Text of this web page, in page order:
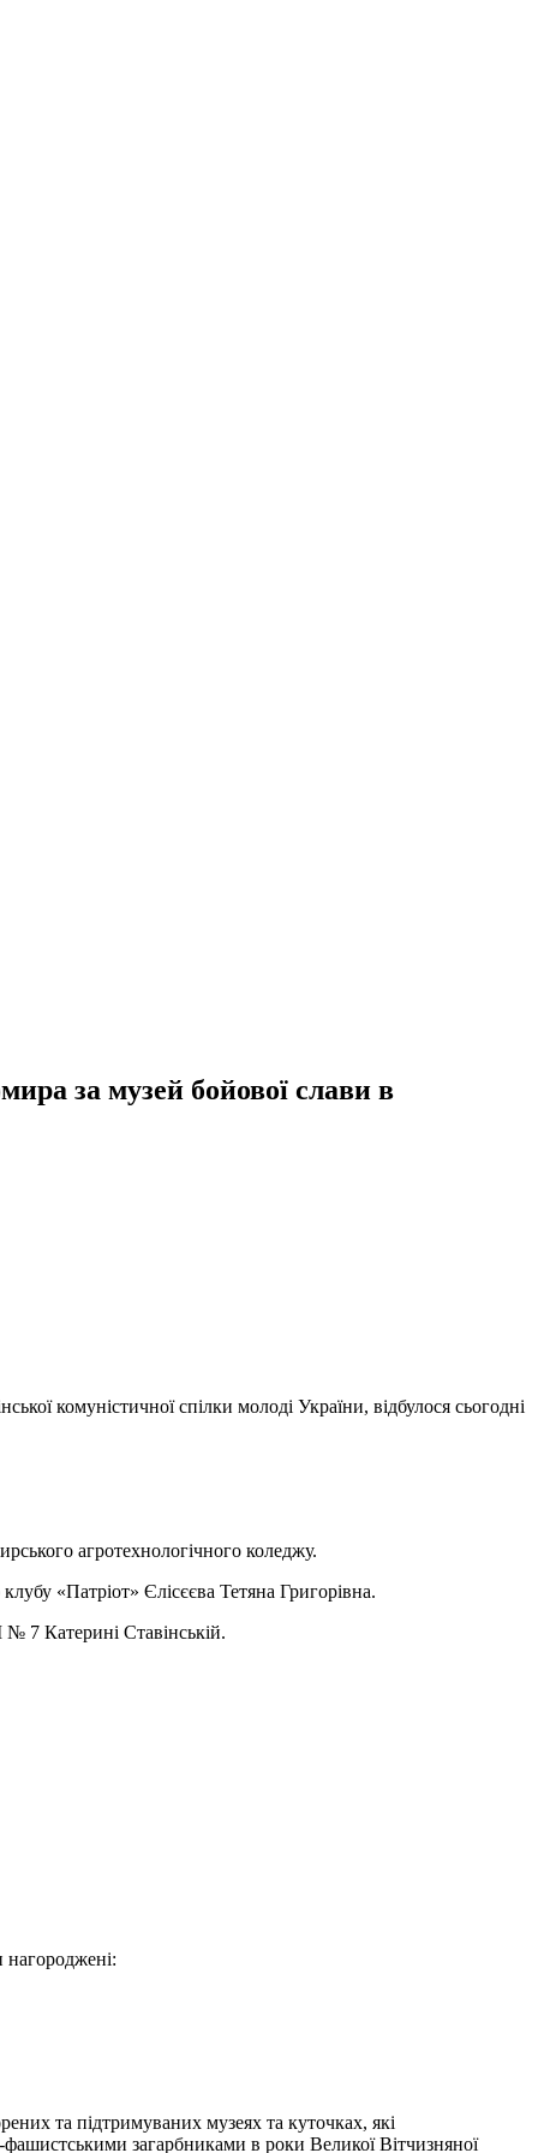
за музей бойової слави в
комуністичної спілки молоді України, відбулося сьогодні
агротехнологічного коледжу.
«Патріот» Єлісєєва Тетяна Григорівна.
7 Катерині Ставінській.
нагороджені:
та підтримуваних музеях та куточках, які
фашистськими загарбниками в роки Великої Вітчизняної